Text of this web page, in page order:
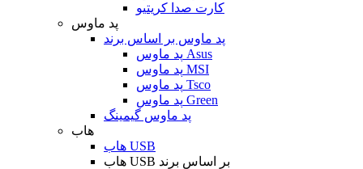
کارت صدا کریتیو
پد ماوس
پد ماوس بر اساس برند
پد ماوس Asus
پد ماوس MSI
پد ماوس Tsco
پد ماوس Green
پد ماوس گیمینگ
هاب
هاب USB
هاب USB بر اساس برند